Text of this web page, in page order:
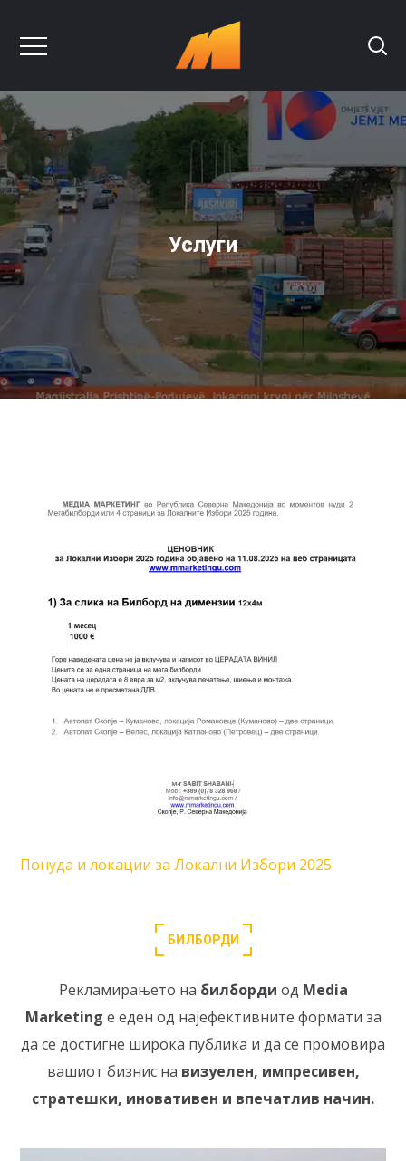
Услуги
Понуда и локации за Локални Избори 2025
БИЛБОРДИ
Рекламирањето на билборди од Media
Marketing е еден од најефективните формати за
да се достигне широка публика и да се промовира
вашиот бизнис на визуелен, импресивен,
стратешки, иновативен и впечатлив начин.